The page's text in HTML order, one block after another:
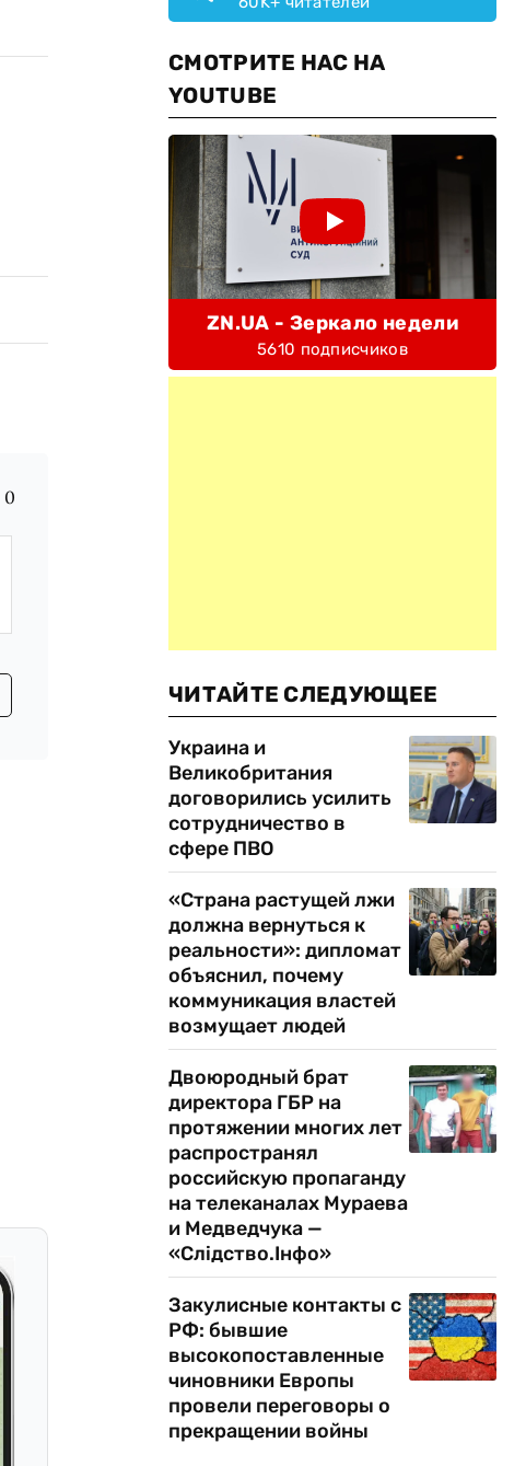
0
СМОТРИТЕ НАС НА
YOUTUBE
ZN.UA - Зеркало недели
5610 подписчиков
ЧИТАЙТЕ СЛЕДУЮЩЕЕ
Украина и
Великобритания
договорились усилить
сотрудничество в
сфере ПВО
«Страна растущей лжи
должна вернуться к
реальности»: дипломат
объяснил, почему
коммуникация властей
возмущает людей
Двоюродный брат
директора ГБР на
протяжении многих лет
распространял
российскую пропаганду
на телеканалах Мураева
и Медведчука —
«Слідство.Інфо»
Закулисные контакты с
РФ: бывшие
высокопоставленные
чиновники Европы
провели переговоры о
прекращении войны